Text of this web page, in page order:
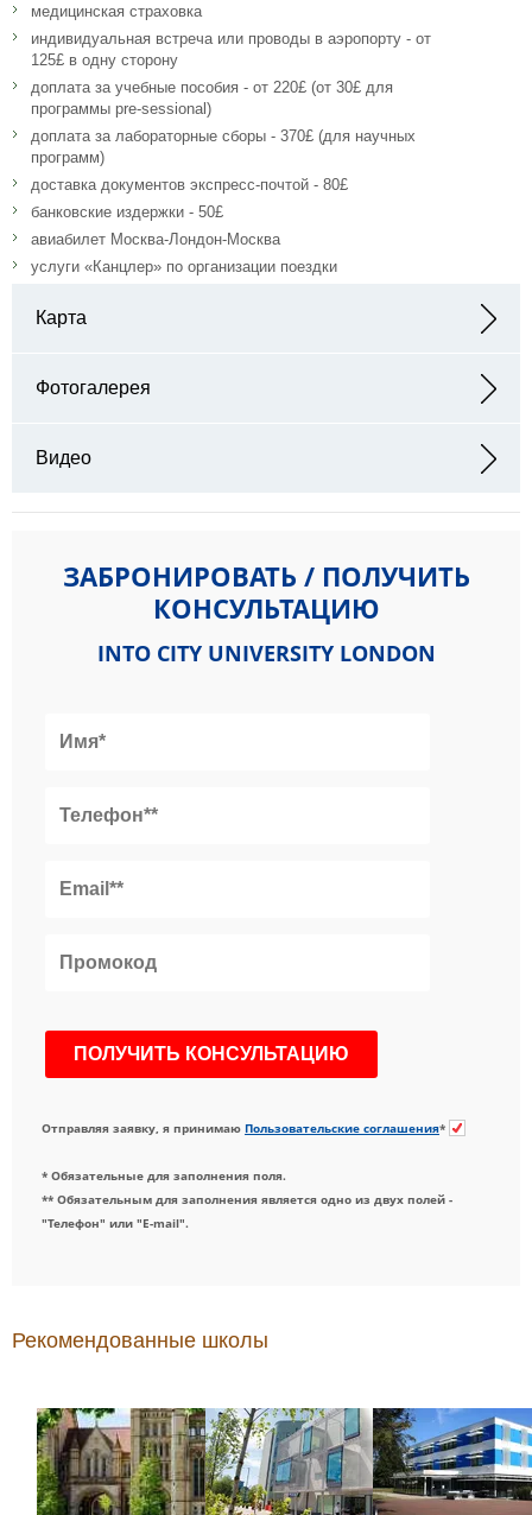
медицинская страховка
индивидуальная встреча или проводы в аэропорту - от
125£ в одну сторону
доплата за учебные пособия - от 220£ (от 30£ для
программы pre-sessional)
доплата за лабораторные сборы - 370£ (для научных
программ)
доставка документов экспресс-почтой - 80£
банковские издержки - 50£
авиабилет Москва-Лондон-Москва
услуги «Канцлер» по организации поездки
Карта
Фотогалерея
Видео
ЗАБРОНИРОВАТЬ / ПОЛУЧИТЬ
КОНСУЛЬТАЦИЮ
INTO CITY UNIVERSITY LONDON
Отправляя заявку, я принимаю Пользовательские соглашения*
* Обязательные для заполнения поля.
** Обязательным для заполнения является одно из двух полей -
"Телефон" или "E-mail".
Рекомендованные школы